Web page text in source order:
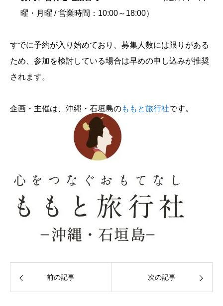
曜・月曜 / 営業時間：10:00～18:00）
すでに予約が入り始めており、募集人数には限りがある
ため、参加を検討している場合は早めの申し込みが推奨
されます。
企画・主催は、沖縄・石垣島のももと旅行社です。
前の記事 次の記事